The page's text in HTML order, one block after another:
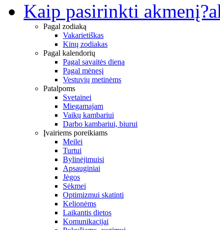
Kaip pasirinkti akmenį?
Pagal zodiaką
Vakarietiškas
Kinų zodiakas
Pagal kalendorių
Pagal savaitės dieną
Pagal mėnesį
Vestuvių metinėms
Patalpoms
Svetainei
Miegamajam
Vaikų kambariui
Darbo kambariui, biurui
Įvairiems poreikiams
Meilei
Turtui
Bylinėjimuisi
Apsauginiai
Jėgos
Sėkmei
Optimizmui skatinti
Kelionėms
Laikantis dietos
Komunikacijai